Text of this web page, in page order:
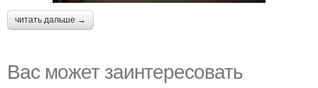
читать дальше →
Вас может заинтересовать